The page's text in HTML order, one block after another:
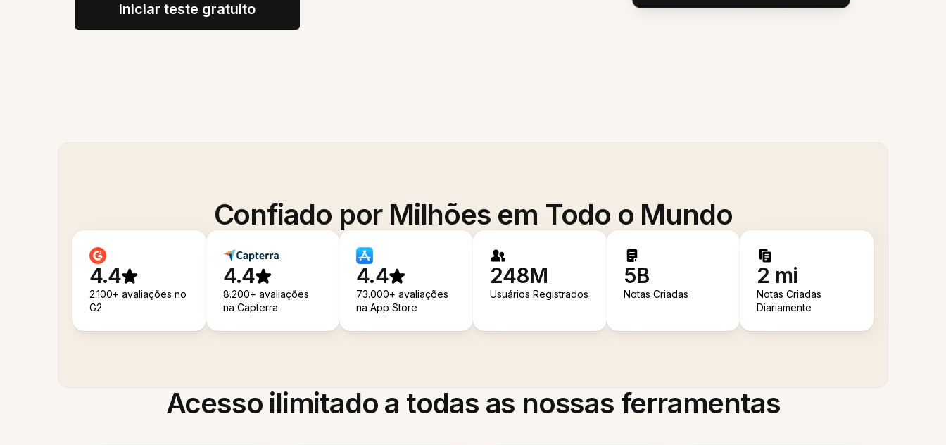
Iniciar teste gratuito
Confiado por Milhões em Todo o Mundo
4.4
2.100+ avaliações no
G2
4.4
8.200+ avaliações
na Capterra
4.4
73.000+ avaliações
na App Store
248M
Usuários Registrados
5B
Notas Criadas
2 mi
Notas Criadas
Diariamente
Acesso ilimitado a todas as nossas ferramentas